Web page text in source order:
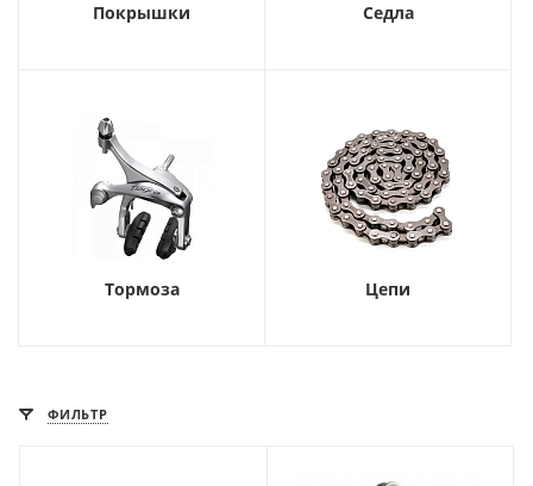
Покрышки Седла
Тормоза Цепи
ФИЛЬТР